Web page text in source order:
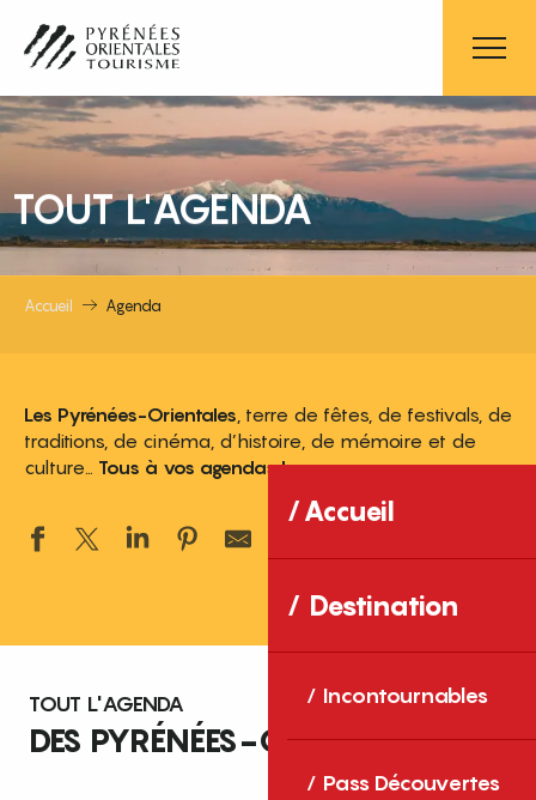
contenu
principal
Accueil
Destination
Incontournables
Pass Découvertes
TOUT L'AGENDA
Accueil Agenda
Les Pyrénées-Orientales , terre de fêtes, de festivals, de
traditions, de cinéma, d’histoire, de mémoire et de
culture… Tous à vos agendas !
TOUT L'AGENDA
DES PYRÉNÉES-ORIENTALES